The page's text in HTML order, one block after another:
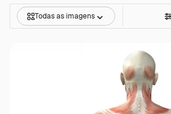
Todas as imagens